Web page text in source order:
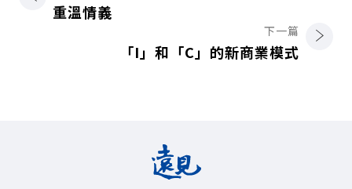
重溫情義
下一篇
「I」和「C」的新商業模式